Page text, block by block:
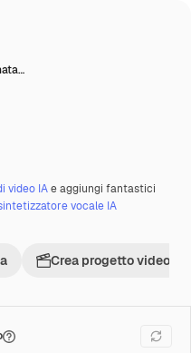
video IAe aggiungi fantastici
vocale IA
Crea progetto video